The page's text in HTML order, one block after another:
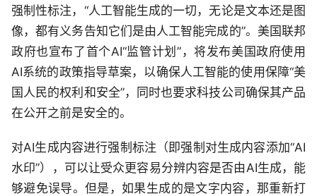
强制性标注，“人工智能生成的一切，无论是文本还是图
像，都有义务告知它们是由人工智能完成的”。美国联邦
政府也宣布了首个AI“监管计划”，将发布美国政府使用
AI系统的政策指导草案，以确保人工智能的使用保障“美
国人民的权利和安全”，同时也要求科技公司确保其产品
在公开之前是安全的。
对AI生成内容进行强制标注（即强制对生成内容添加“AI
水印”），可以让受众更容易分辨内容是否由AI生成，能
够避免误导。但是，如果生成的是文字内容，那重新打